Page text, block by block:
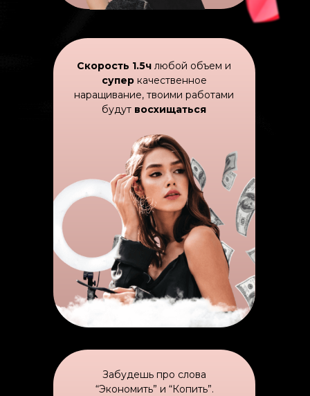
Забудешь про слова
“Экономить” и “Копить”.
Скорость 1.5ч любой объем и
супер качественное
наращивание, твоими работами
будут восхищаться